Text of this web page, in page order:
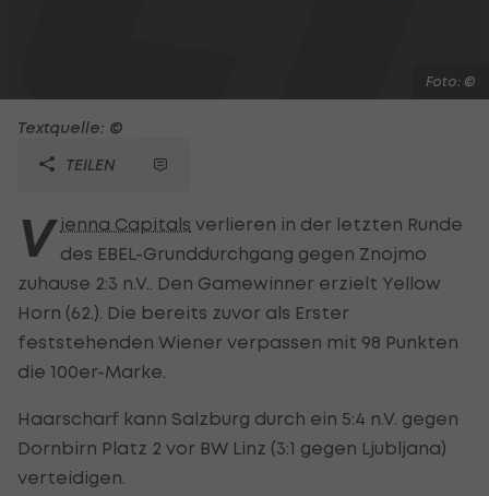
Foto: ©
Textquelle: ©
TEILEN
V ienna Capitals verlieren in der letzten Runde
des EBEL-Grunddurchgang gegen Znojmo
zuhause 2:3 n.V.. Den Gamewinner erzielt Yellow
Horn (62.). Die bereits zuvor als Erster
feststehenden Wiener verpassen mit 98 Punkten
die 100er-Marke.
Haarscharf kann Salzburg durch ein 5:4 n.V. gegen
Dornbirn Platz 2 vor BW Linz (3:1 gegen Ljubljana)
verteidigen.